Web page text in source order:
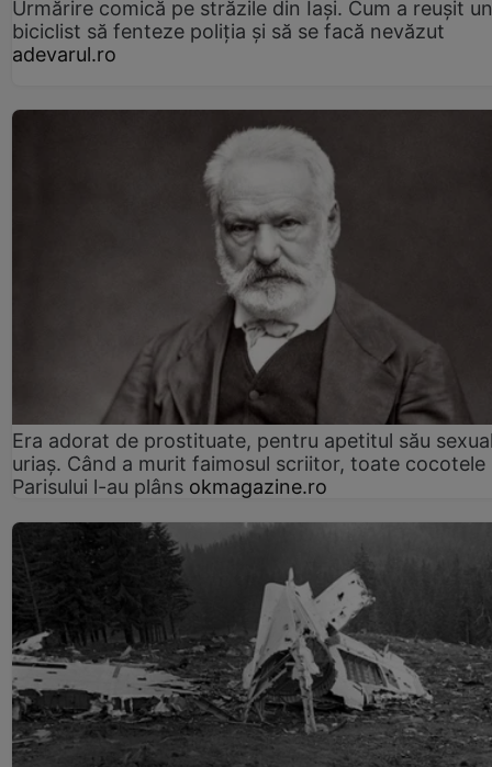
Urmărire comică pe străzile din Iași. Cum a reușit un
biciclist să fenteze poliția și să se facă nevăzut
adevarul.ro
Era adorat de prostituate, pentru apetitul său
uriaș. Când a murit faimosul scriitor, toate cocotele
Parisului l-au plâns okmagazine.ro